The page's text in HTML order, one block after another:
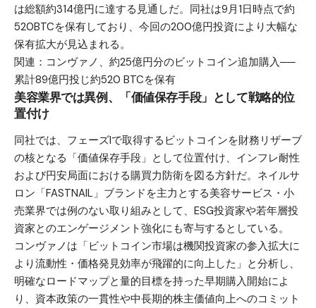
は総額約314億円に達する見通しだ。同社は9月1日時点で約
520BTCを保有しており、今回の200億円投資により大幅な
保有拡大が見込まれる。
関連： コンヴァノ、約25億円分のビットコイン追加購入──
累計89億円投じ約520 BTCを保有
美容業界では異例、「価値保存手段」として戦略的位
置付け
同社では、フェーズIで取得するビットコインを財務リザーブ
の核となる「価値保存手段」として位置付け、インフレ耐性
および円安局面における購買力防衛を図る方針だ。ネイルサ
ロン「FASTNAIL」ブランドを主力とする美容サービス・小
売業界では例のない取り組みとして、ESG投資家や若年層投
資家とのエンゲージメント強化にも寄与するとしている。
コンヴァノは「ビットコイン市場は機関投資家の参入拡大に
より流動性・価格発見効率が飛躍的に向上した」と分析し、
明確なロードマップと量的目標を持った早期購入開始によ
り、資本政策の一貫性や中長期的株主価値向上へのコミット